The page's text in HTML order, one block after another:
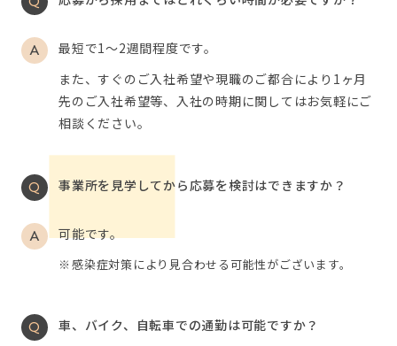
最短で1～2週間程度です。
また、すぐのご入社希望や現職のご都合により1ヶ月
先のご入社希望等、入社の時期に関してはお気軽にご
相談ください。
事業所を見学してから応募を検討はできますか？
可能です。
感染症対策により見合わせる可能性がございます。
車、バイク、自転車での通勤は可能ですか？